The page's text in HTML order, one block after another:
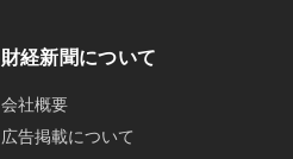
財経新聞について
会社概要
広告掲載について